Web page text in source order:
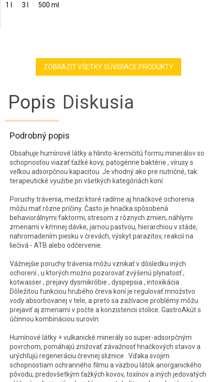
1 l 3 l 500 ml
ZOBRAZIŤ VŠETKY SÚVISIACE PRODUKTY
Popis Diskusia
Podrobný popis
Obsahuje humínové látky a hlinito-kremičitú formu minerálov so
schopnosťou viazať ťažké kovy, patogénne baktérie , vírusy s
veľkou adsorpčnou kapacitou. Je vhodný ako pre nutričné, tak
terapeutické využitie pri všetkých kategóriách koní.
Poruchy trávenia, medzi ktoré radíme aj hnačkové ochorenia
môžu mať rôzne príčiny. Často je hnačka spôsobená
behaviorálnymi faktormi, stresom z rôznych zmien, náhlymi
zmenami v kŕmnej dávke, jarnou pastvou, hierarchiou v stáde,
nahromadením piesku v črevách, výskyt parazitov, reakcií na
liečivá - ATB alebo odčervenie.
Vážnejšie poruchy trávenia môžu vznikať v dôsledku iných
ochorení , u ktorých možno pozorovať zvýšenú plynatosť ,
kotwasser , prejavy dysmikróbie , dyspepsia , intoxikácia .
Dôležitou funkciou hrubého čreva koní je regulovať množstvo
vody absorbovanej v tele, a preto sa zažívacie problémy môžu
prejaviť aj zmenami v počte a konzistencii stolice. GastroAkút s
účinnou kombináciou surovín:
Humínové látky + vulkanické minerály so super-adsorpčným
povrchom, pomáhajú znižovať závažnosť hnačkových stavov a
urýchľujú regeneráciu črevnej sliznice . Vďaka svojim
schopnostiam ochranného filmu a väzbou látok anorganického
pôvodu, predovšetkým ťažkých kovov, toxínov a iných jedovatých